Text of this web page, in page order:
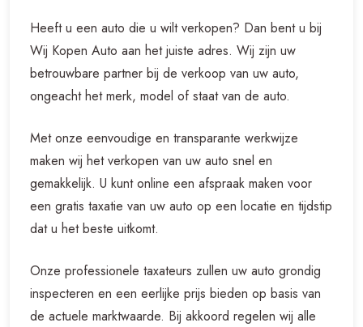
Heeft u een auto die u wilt verkopen? Dan bent u bij
Wij Kopen Auto aan het juiste adres. Wij zijn uw
betrouwbare partner bij de verkoop van uw auto,
ongeacht het merk, model of staat van de auto.
Met onze eenvoudige en transparante werkwijze
maken wij het verkopen van uw auto snel en
gemakkelijk. U kunt online een afspraak maken voor
een gratis taxatie van uw auto op een locatie en tijdstip
dat u het beste uitkomt.
Onze professionele taxateurs zullen uw auto grondig
inspecteren en een eerlijke prijs bieden op basis van
de actuele marktwaarde. Bij akkoord regelen wij alle